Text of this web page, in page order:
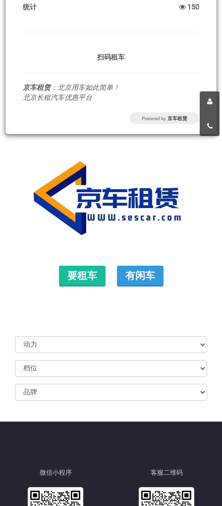
统计
150
扫码租车
京车租赁：北京用车如此简单！
北京长租汽车优惠平台
Powered by 京车租赁
要租车 有闲车
微信小程序 客服二维码